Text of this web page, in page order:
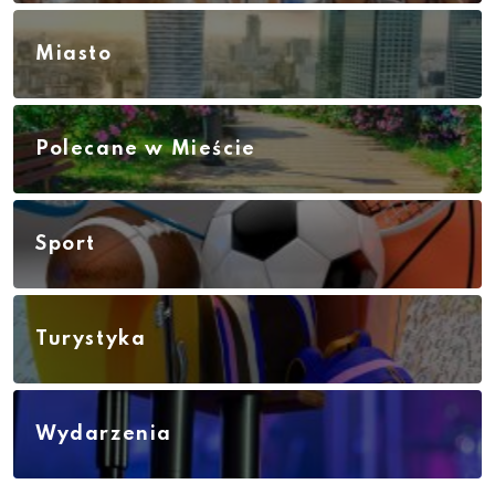
Miasto
Polecane w Mieście
Sport
Turystyka
Wydarzenia